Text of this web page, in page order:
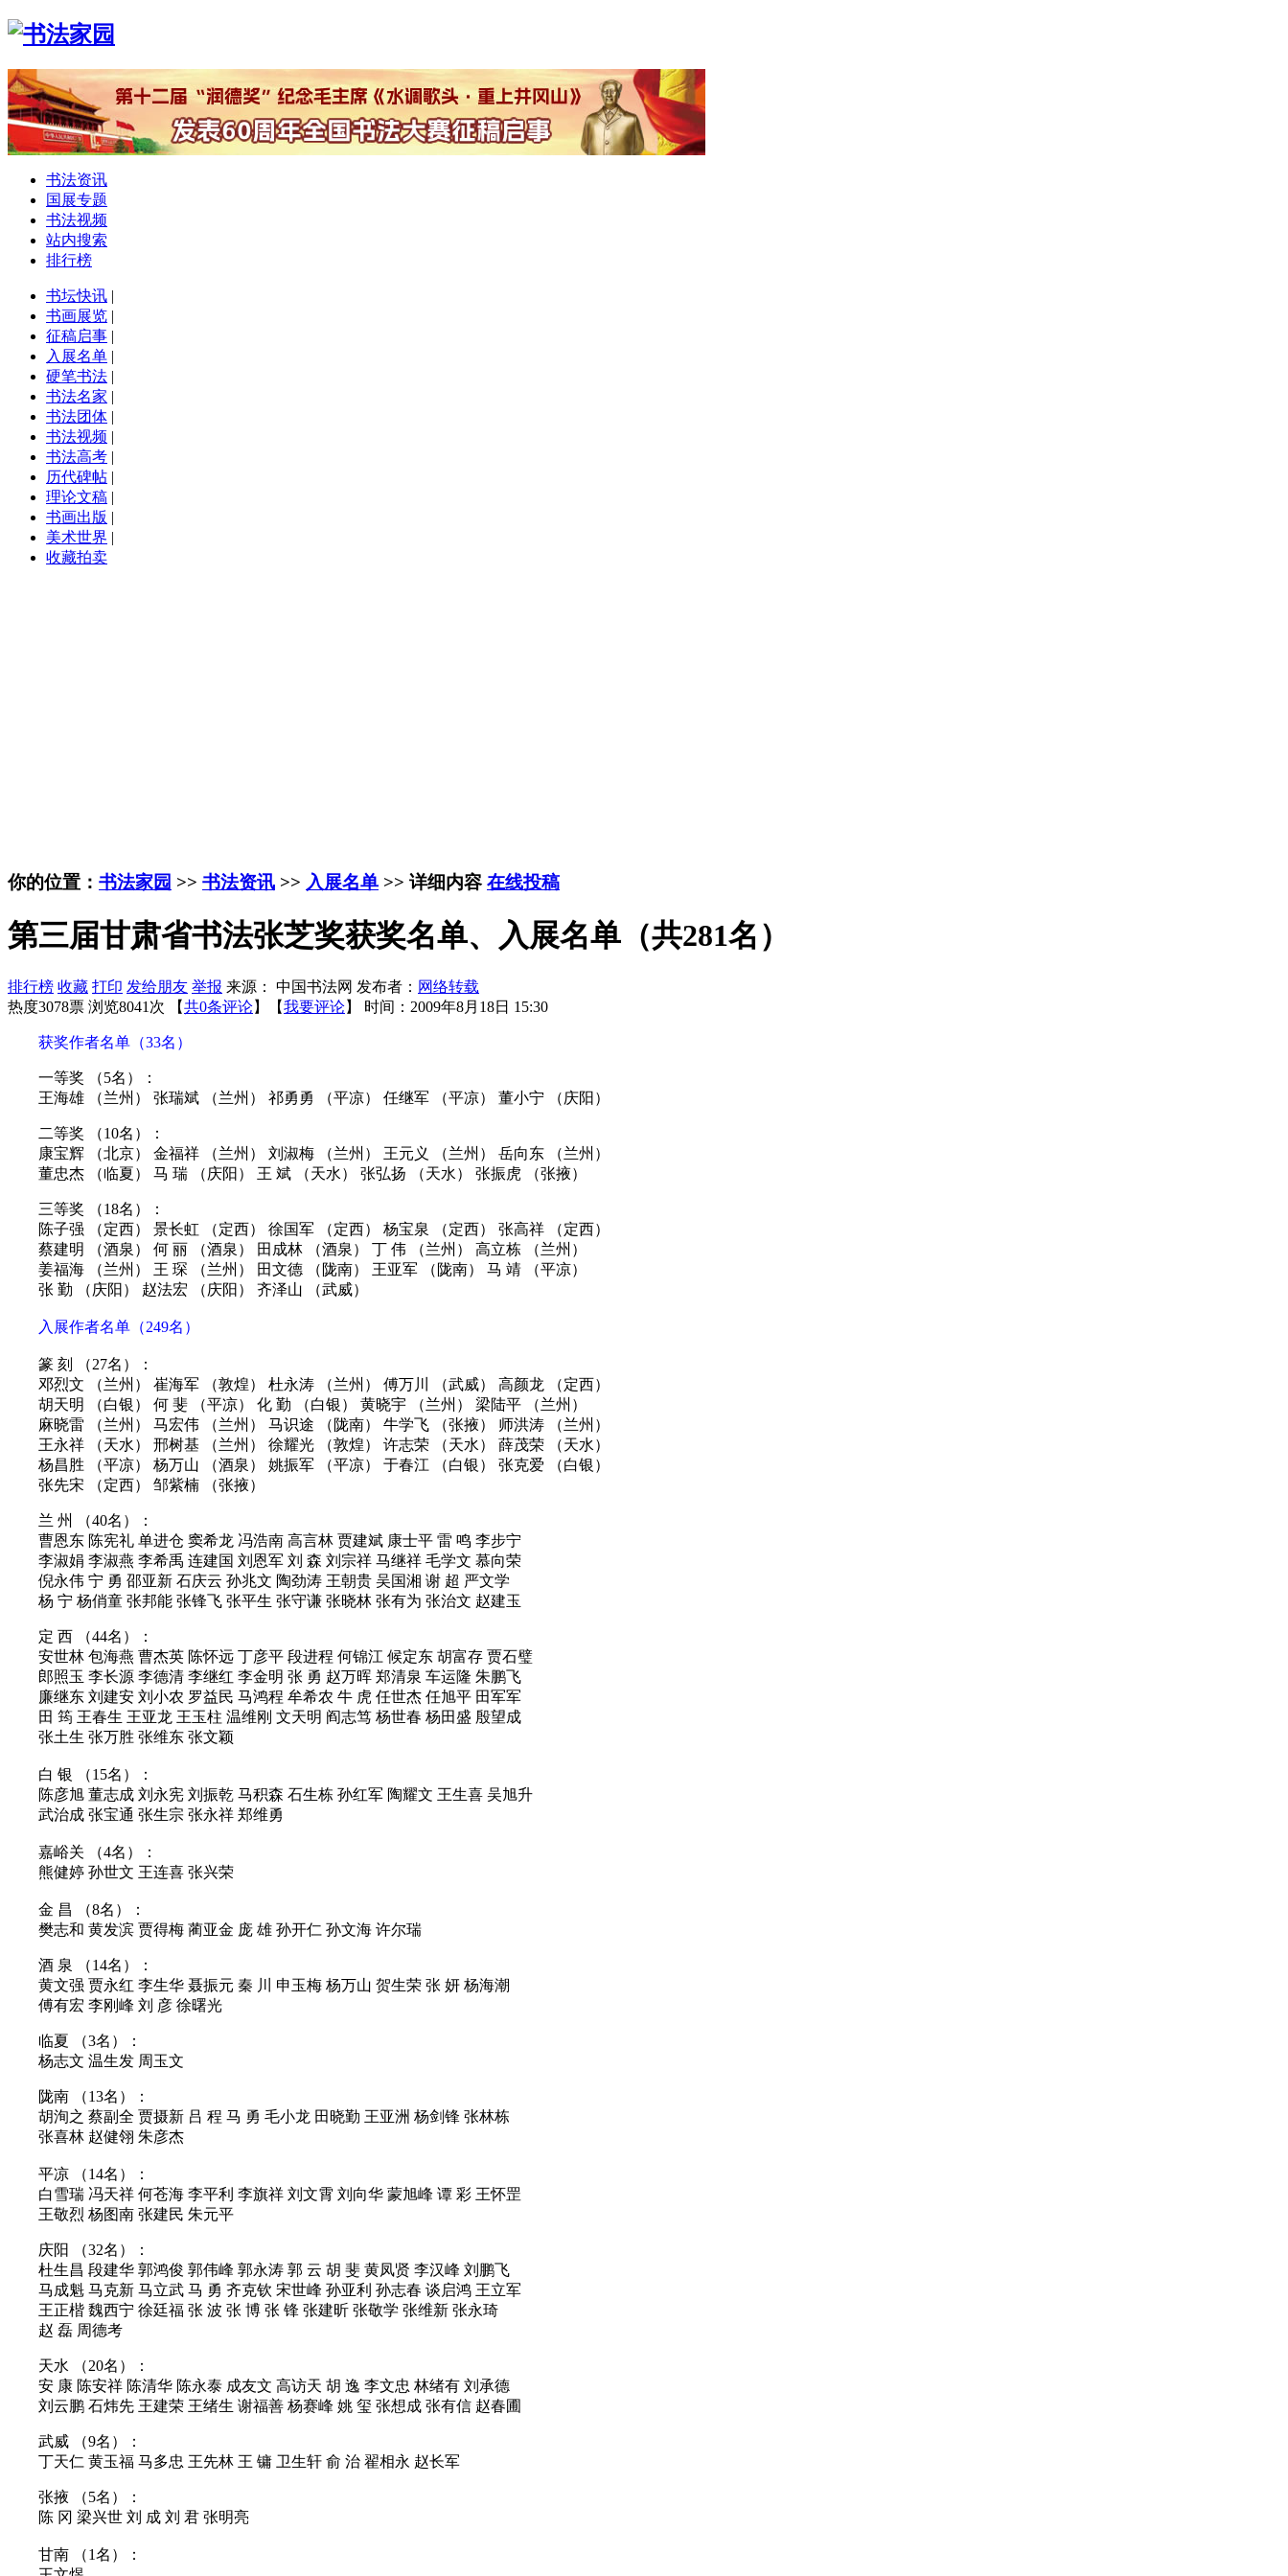
书法资讯
国展专题
书法视频
站内搜索
排行榜
书坛快讯 |
书画展览 |
征稿启事 |
入展名单 |
硬笔书法 |
书法名家 |
书法团体 |
书法视频 |
书法高考 |
历代碑帖 |
理论文稿 |
书画出版 |
美术世界 |
收藏拍卖
你的位置： 书法家园 >> 书法资讯 >> 入展名单 >> 详细内容 在线投稿
第三届甘肃省书法张芝奖获奖名单、入展名单（共281名）
排行榜 收藏 打印 发给朋友 举报 来源： 中国书法网 发布者： 网络转载
热度3078票 浏览8041次 【共0条评论】【我要评论】 时间：2009年8月18日 15:30
获奖作者名单（33名）
一等奖 （5名）：
王海雄 （兰州） 张瑞斌 （兰州） 祁勇勇 （平凉） 任继军 （平凉） 董小宁 （庆阳）
二等奖 （10名）：
康宝辉 （北京） 金福祥 （兰州） 刘淑梅 （兰州） 王元义 （兰州） 岳向东 （兰州）
董忠杰 （临夏） 马 瑞 （庆阳） 王 斌 （天水） 张弘扬 （天水） 张振虎 （张掖）
三等奖 （18名）：
陈子强 （定西） 景长虹 （定西） 徐国军 （定西） 杨宝泉 （定西） 张高祥 （定西）
蔡建明 （酒泉） 何 丽 （酒泉） 田成林 （酒泉） 丁 伟 （兰州） 高立栋 （兰州）
姜福海 （兰州） 王 琛 （兰州） 田文德 （陇南） 王亚军 （陇南） 马 靖 （平凉）
张 勤 （庆阳） 赵法宏 （庆阳） 齐泽山 （武威）
入展作者名单（249名）
篆 刻 （27名）：
邓烈文 （兰州） 崔海军 （敦煌） 杜永涛 （兰州） 傅万川 （武威） 高颜龙 （定西）
胡天明 （白银） 何 斐 （平凉） 化 勤 （白银） 黄晓宇 （兰州） 梁陆平 （兰州）
麻晓雷 （兰州） 马宏伟 （兰州） 马识途 （陇南） 牛学飞 （张掖） 师洪涛 （兰州）
王永祥 （天水） 邢树基 （兰州） 徐耀光 （敦煌） 许志荣 （天水） 薛茂荣 （天水）
杨昌胜 （平凉） 杨万山 （酒泉） 姚振军 （平凉） 于春江 （白银） 张克爱 （白银）
张先宋 （定西） 邹紫楠 （张掖）
兰 州 （40名）：
曹恩东 陈宪礼 单进仓 窦希龙 冯浩南 高言林 贾建斌 康士平 雷 鸣 李步宁
李淑娟 李淑燕 李希禹 连建国 刘恩军 刘 森 刘宗祥 马继祥 毛学文 慕向荣
倪永伟 宁 勇 邵亚新 石庆云 孙兆文 陶劲涛 王朝贵 吴国湘 谢 超 严文学
杨 宁 杨俏童 张邦能 张锋飞 张平生 张守谦 张晓林 张有为 张治文 赵建玉
定 西 （44名）：
安世林 包海燕 曹杰英 陈怀远 丁彦平 段进程 何锦江 候定东 胡富存 贾石璧
郎照玉 李长源 李德清 李继红 李金明 张 勇 赵万晖 郑清泉 车运隆 朱鹏飞
廉继东 刘建安 刘小农 罗益民 马鸿程 牟希农 牛 虎 任世杰 任旭平 田军军
田 筠 王春生 王亚龙 王玉柱 温维刚 文天明 阎志笃 杨世春 杨田盛 殷望成
张土生 张万胜 张维东 张文颖
白 银 （15名）：
陈彦旭 董志成 刘永宪 刘振乾 马积森 石生栋 孙红军 陶耀文 王生喜 吴旭升
武治成 张宝通 张生宗 张永祥 郑维勇
嘉峪关 （4名）：
熊健婷 孙世文 王连喜 张兴荣
金 昌 （8名）：
樊志和 黄发滨 贾得梅 蔺亚金 庞 雄 孙开仁 孙文海 许尔瑞
酒 泉 （14名）：
黄文强 贾永红 李生华 聂振元 秦 川 申玉梅 杨万山 贺生荣 张 妍 杨海潮
傅有宏 李刚峰 刘 彦 徐曙光
临夏 （3名）：
杨志文 温生发 周玉文
陇南 （13名）：
胡洵之 蔡副全 贾摄新 吕 程 马 勇 毛小龙 田晓勤 王亚洲 杨剑锋 张林栋
张喜林 赵健翎 朱彦杰
平凉 （14名）：
白雪瑞 冯天祥 何苍海 李平利 李旗祥 刘文霄 刘向华 蒙旭峰 谭 彩 王怀罡
王敬烈 杨图南 张建民 朱元平
庆阳 （32名）：
杜生昌 段建华 郭鸿俊 郭伟峰 郭永涛 郭 云 胡 斐 黄凤贤 李汉峰 刘鹏飞
马成魁 马克新 马立武 马 勇 齐克钦 宋世峰 孙亚利 孙志春 谈启鸿 王立军
王正楷 魏西宁 徐廷福 张 波 张 博 张 锋 张建昕 张敬学 张维新 张永琦
赵 磊 周德考
天水 （20名）：
安 康 陈安祥 陈清华 陈永泰 成友文 高访天 胡 逸 李文忠 林绪有 刘承德
刘云鹏 石炜先 王建荣 王绪生 谢福善 杨赛峰 姚 玺 张想成 张有信 赵春圃
武威 （9名）：
丁天仁 黄玉福 马多忠 王先林 王 镛 卫生轩 俞 治 翟相永 赵长军
张掖 （5名）：
陈 冈 梁兴世 刘 成 刘 君 张明亮
甘南 （1名）：